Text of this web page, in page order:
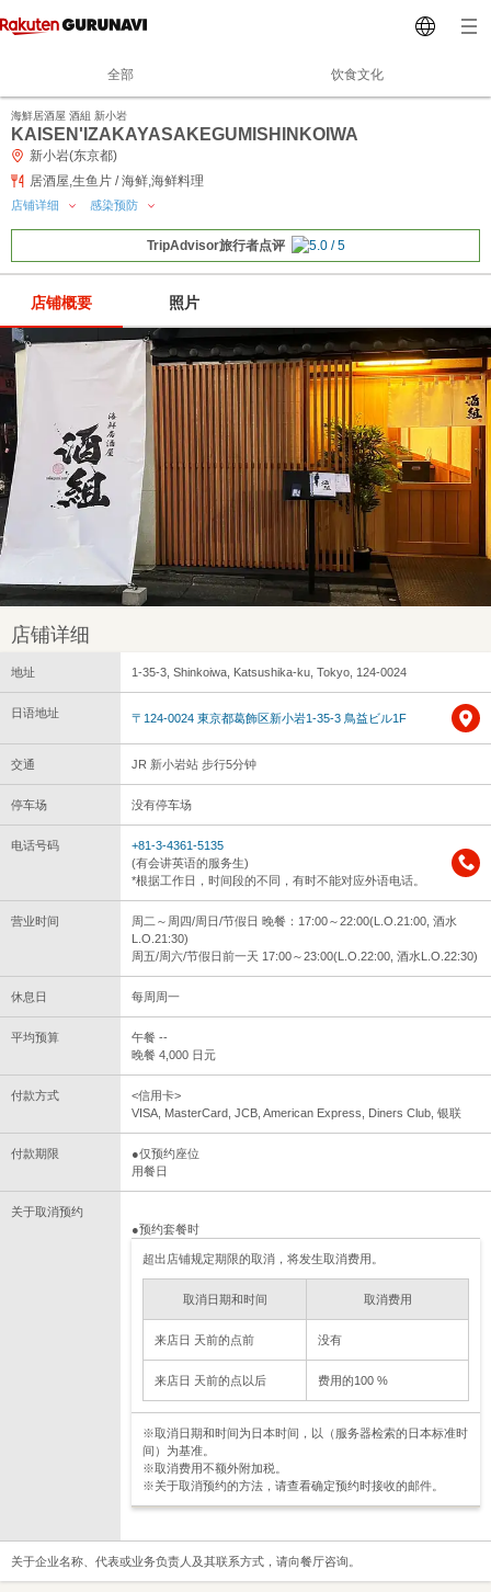
全部 饮食文化
海鮮居酒屋 酒組 新小岩
KAISEN'IZAKAYASAKEGUMISHINKOIWA
新小岩(东京都)
居酒屋,生鱼片 / 海鲜,海鲜料理
店铺详细 感染预防
TripAdvisor旅行者点评
店铺概要 照片
店铺详细
地址 1-35-3, Shinkoiwa, Katsushika-ku, Tokyo, 124-0024
日语地址 〒124-0024 東京都葛飾区新小岩1-35-3 鳥益ビル1F
交通 JR 新小岩站 步行5分钟
停车场 没有停车场
电话号码
+81-3-4361-5135
(有会讲英语的服务生)
*根据工作日，时间段的不同，有时不能对应外语电话。
营业时间
周二～周四/周日/节假日 晚餐：17:00～22:00(L.O.21:00, 酒水
L.O.21:30)
周五/周六/节假日前一天 17:00～23:00(L.O.22:00, 酒水L.O.22:30)
休息日 每周周一
平均预算
午餐 --
晚餐 4,000 日元
付款方式
<信用卡>
VISA, MasterCard, JCB, American Express, Diners Club, 银联
付款期限
●仅预约座位
用餐日
关于取消预约
●预约套餐时
超出店铺规定期限的取消，将发生取消费用。
取消日期和时间 取消费用
来店日 天前的点前 没有
来店日 天前的点以后 费用的100 %
※取消日期和时间为日本时间，以（服务器检索的日本标准时
间）为基准。
※取消费用不额外附加税。
※关于取消预约的方法，请查看确定预约时接收的邮件。
关于企业名称、代表或业务负责人及其联系方式，请向餐厅咨询。